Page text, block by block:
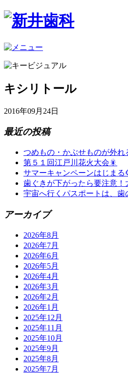
キシリトール
2016年09月24日
最近の投稿
つめもの・かぶせものが外れ
第５１回江戸川花火大会🎇
サマーキャンペーンはじまる
歯ぐきが下がったら要注意
宇宙へ行くパスポートは、歯
アーカイブ
2026年8月
2026年7月
2026年6月
2026年5月
2026年4月
2026年3月
2026年2月
2026年1月
2025年12月
2025年11月
2025年10月
2025年9月
2025年8月
2025年7月